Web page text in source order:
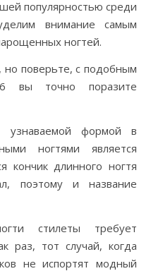
популярностью среди
внимание самым
ногтей.
но поверьте, с подобным
вы точно поразите
узнаваемой формой в
ногтями является
кончик длинного ногтя
поэтому и название
стилеты требует
раз, тот случай, когда
не испортят модный